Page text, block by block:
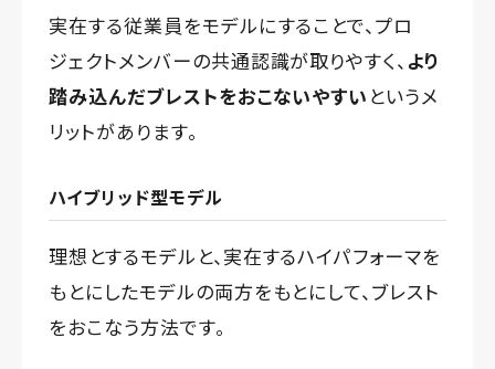
実在する従業員をモデルにすることで、プロ
ジェクトメンバーの共通認識が取りやすく、 より
踏み込んだブレストをおこないやすい というメ
リットがあります。
ハイブリッド型モデル
理想とするモデルと、実在するハイパフォーマを
もとにしたモデルの両方をもとにして、ブレスト
をおこなう方法です。